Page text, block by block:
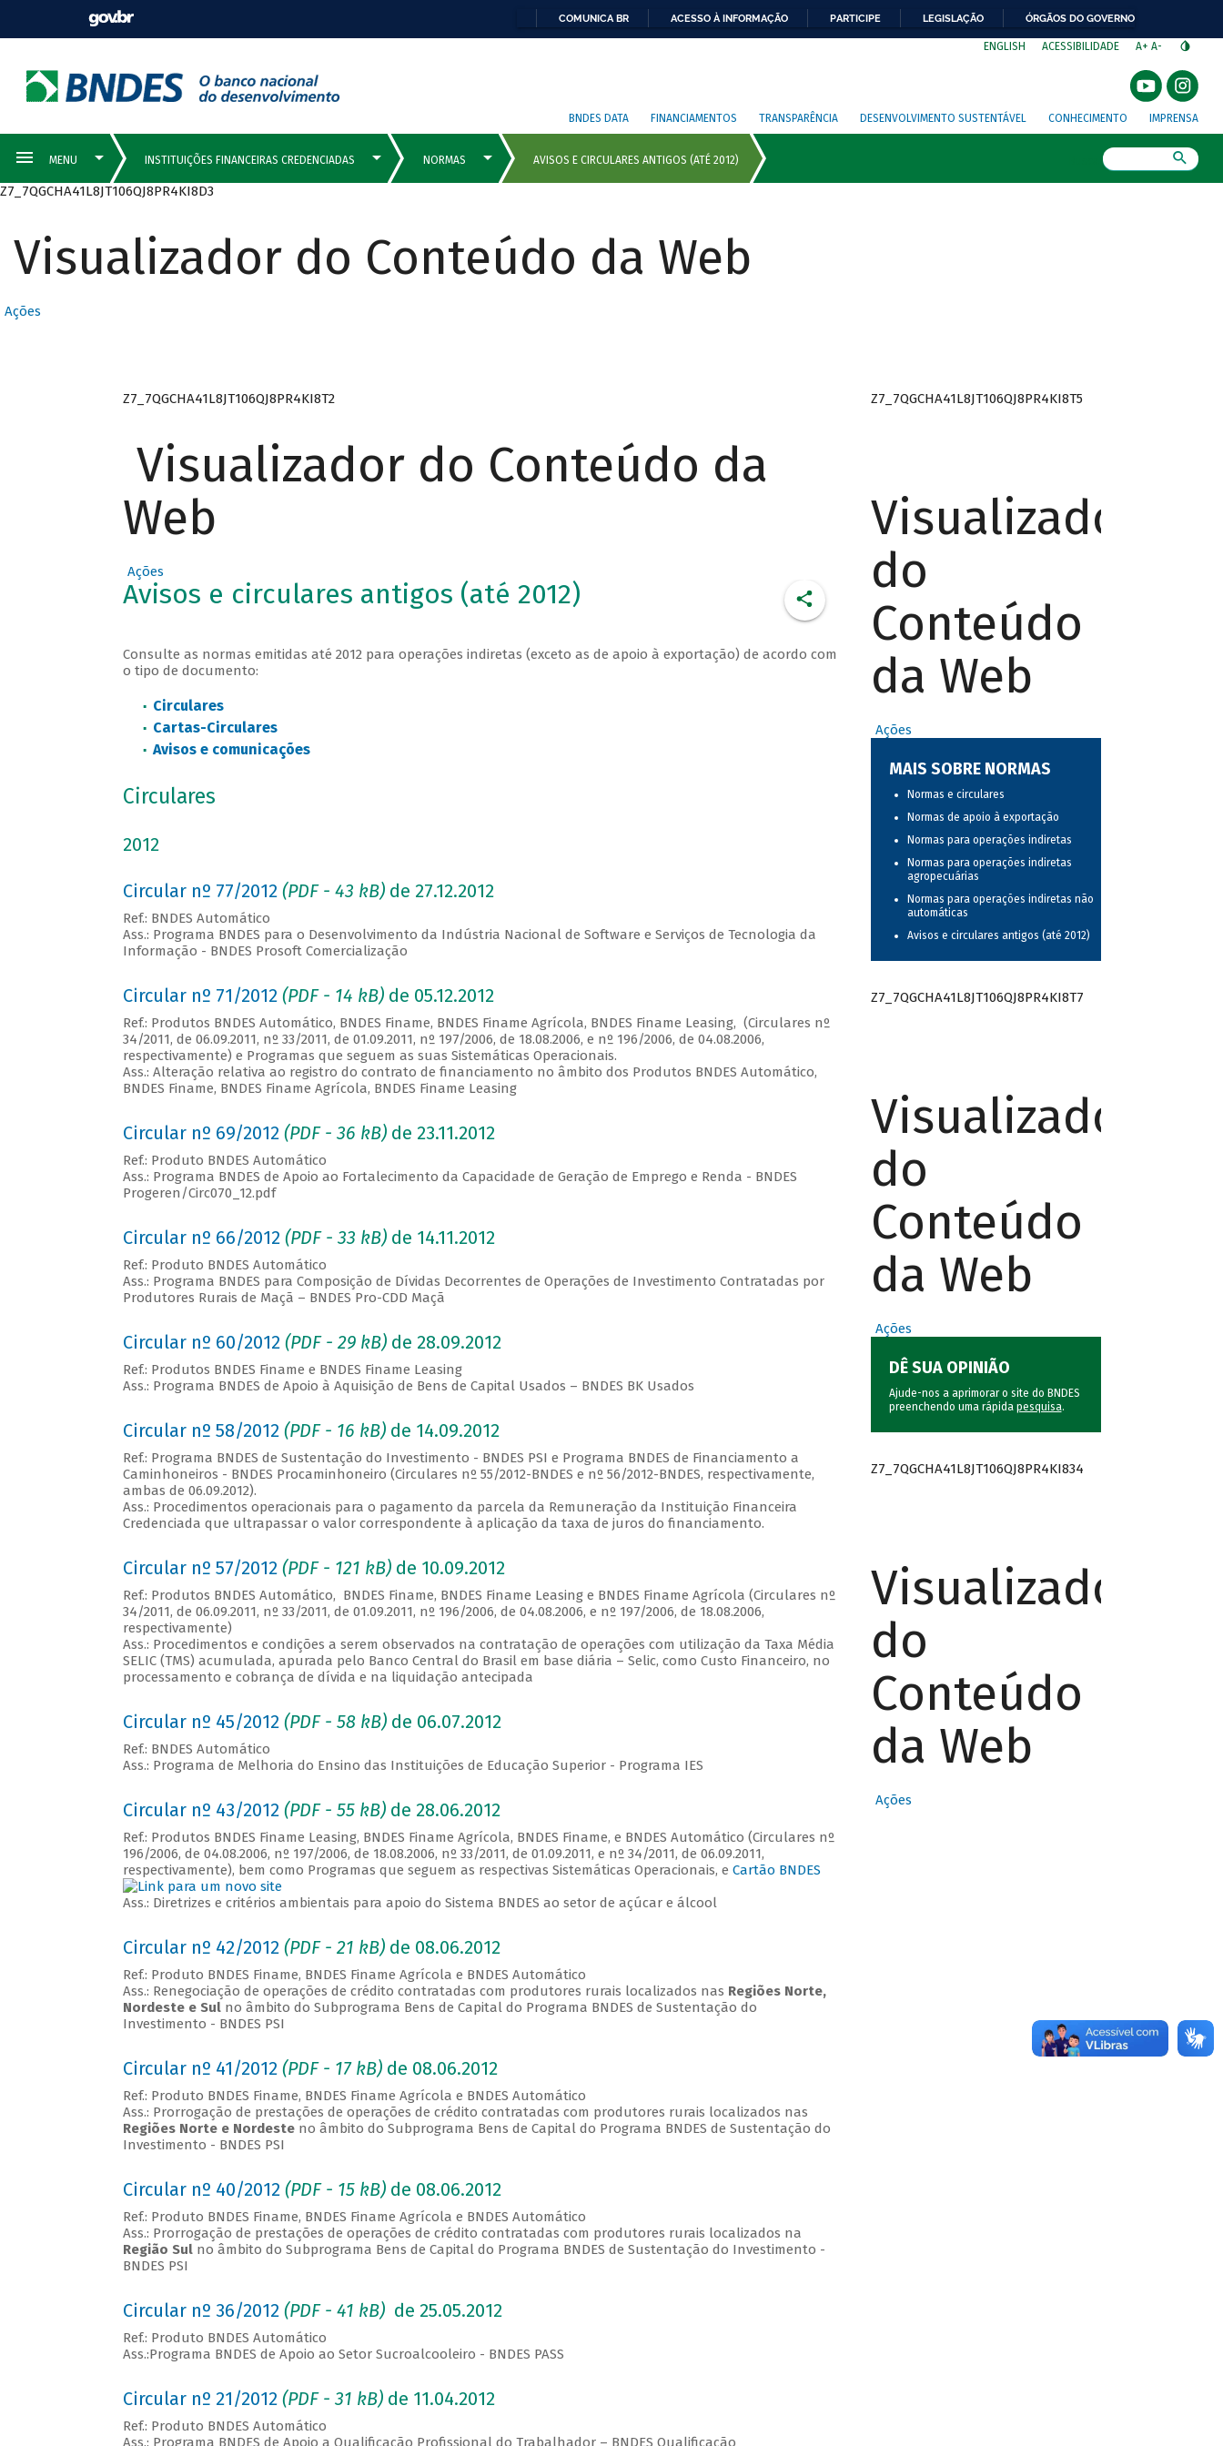
COMUNICA BR ACESSO À INFORMAÇÃO PARTICIPE LEGISLAÇÃO ÓRGÃOS DO GOVERNO
ENGLISH ACESSIBILIDADE A+ A-
BNDES DATA FINANCIAMENTOS TRANSPARÊNCIA DESENVOLVIMENTO SUSTENTÁVEL CONHECIMENTO IMPRENSA
Z7_7QGCHA41L8JT106QJ8PR4KI8D3
Visualizador do Conteúdo da Web
Ações
Z7_7QGCHA41L8JT106QJ8PR4KI8T2
Visualizador do Conteúdo da
Web
Ações
Avisos e circulares antigos (até 2012)
Consulte as normas emitidas até 2012 para operações indiretas (exceto as de apoio à exportação) de acordo com
o tipo de documento:
Circulares
Cartas-Circulares
Avisos e comunicações
Circulares
2012
Circular nº 77/2012 (PDF - 43 kB)de 27.12.2012
Ref.: BNDES Automático
Ass.: Programa BNDES para o Desenvolvimento da Indústria Nacional de Software e Serviços de Tecnologia da
Informação - BNDES Prosoft Comercialização
Circular nº 71/2012 (PDF - 14 kB)de 05.12.2012
Ref.: Produtos BNDES Automático, BNDES Finame, BNDES Finame Agrícola, BNDES Finame Leasing, (Circulares nº
34/2011, de 06.09.2011, nº 33/2011, de 01.09.2011, nº 197/2006, de 18.08.2006, e nº 196/2006, de 04.08.2006,
respectivamente) e Programas que seguem as suas Sistemáticas Operacionais.
Ass.: Alteração relativa ao registro do contrato de financiamento no âmbito dos Produtos BNDES Automático,
BNDES Finame, BNDES Finame Agrícola, BNDES Finame Leasing
Circular nº 69/2012 (PDF - 36 kB)de 23.11.2012
Ref.: Produto BNDES Automático
Ass.: Programa BNDES de Apoio ao Fortalecimento da Capacidade de Geração de Emprego e Renda - BNDES
Progeren/Circ070_12.pdf
Circular nº 66/2012 (PDF - 33 kB)de 14.11.2012
Ref.: Produto BNDES Automático
Ass.: Programa BNDES para Composição de Dívidas Decorrentes de Operações de Investimento Contratadas por
Produtores Rurais de Maçã – BNDES Pro-CDD Maçã
Circular nº 60/2012 (PDF - 29 kB)de 28.09.2012
Ref.: Produtos BNDES Finame e BNDES Finame Leasing
Ass.: Programa BNDES de Apoio à Aquisição de Bens de Capital Usados – BNDES BK Usados
Circular nº 58/2012 (PDF - 16 kB)de 14.09.2012
Ref.: Programa BNDES de Sustentação do Investimento - BNDES PSI e Programa BNDES de Financiamento a
Caminhoneiros - BNDES Procaminhoneiro (Circulares nº 55/2012-BNDES e nº 56/2012-BNDES, respectivamente,
ambas de 06.09.2012).
Ass.: Procedimentos operacionais para o pagamento da parcela da Remuneração da Instituição Financeira
Credenciada que ultrapassar o valor correspondente à aplicação da taxa de juros do financiamento.
Circular nº 57/2012 (PDF - 121 kB)de 10.09.2012
Ref.: Produtos BNDES Automático, BNDES Finame, BNDES Finame Leasing e BNDES Finame Agrícola (Circulares nº
34/2011, de 06.09.2011, nº 33/2011, de 01.09.2011, nº 196/2006, de 04.08.2006, e nº 197/2006, de 18.08.2006,
respectivamente)
Ass.: Procedimentos e condições a serem observados na contratação de operações com utilização da Taxa Média
SELIC (TMS) acumulada, apurada pelo Banco Central do Brasil em base diária – Selic, como Custo Financeiro, no
processamento e cobrança de dívida e na liquidação antecipada
Circular nº 45/2012 (PDF - 58 kB)de 06.07.2012
Ref.: BNDES Automático
Ass.: Programa de Melhoria do Ensino das Instituições de Educação Superior - Programa IES
Circular nº 43/2012 (PDF - 55 kB)de 28.06.2012
Ref.: Produtos BNDES Finame Leasing, BNDES Finame Agrícola, BNDES Finame, e BNDES Automático (Circulares nº
196/2006, de 04.08.2006, nº 197/2006, de 18.08.2006, nº 33/2011, de 01.09.2011, e nº 34/2011, de 06.09.2011,
respectivamente), bem como Programas que seguem as respectivas Sistemáticas Operacionais, e Cartão BNDES
Ass.: Diretrizes e critérios ambientais para apoio do Sistema BNDES ao setor de açúcar e álcool
Circular nº 42/2012 (PDF - 21 kB)de 08.06.2012
Ref.: Produto BNDES Finame, BNDES Finame Agrícola e BNDES Automático
Ass.: Renegociação de operações de crédito contratadas com produtores rurais localizados nas Regiões Norte,
Nordeste e Sulno âmbito do Subprograma Bens de Capital do Programa BNDES de Sustentação do
Investimento - BNDES PSI
Circular nº 41/2012 (PDF - 17 kB)de 08.06.2012
Ref.: Produto BNDES Finame, BNDES Finame Agrícola e BNDES Automático
Ass.: Prorrogação de prestações de operações de crédito contratadas com produtores rurais localizados nas
Regiões Norte e Nordesteno âmbito do Subprograma Bens de Capital do Programa BNDES de Sustentação do
Investimento - BNDES PSI
Circular nº 40/2012 (PDF - 15 kB)de 08.06.2012
Ref.: Produto BNDES Finame, BNDES Finame Agrícola e BNDES Automático
Ass.: Prorrogação de prestações de operações de crédito contratadas com produtores rurais localizados na
Região Sulno âmbito do Subprograma Bens de Capital do Programa BNDES de Sustentação do Investimento -
BNDES PSI
Circular nº 36/2012 (PDF - 41 kB) de 25.05.2012
Ref.: Produto BNDES Automático
Ass.:Programa BNDES de Apoio ao Setor Sucroalcooleiro - BNDES PASS
Circular nº 21/2012 (PDF - 31 kB)de 11.04.2012
Ref.: Produto BNDES Automático
Z7_7QGCHA41L8JT106QJ8PR4KI8T5
Visualizador
do
Conteúdo
da Web
Ações
MAIS SOBRE NORMAS
Normas e circulares
Normas de apoio à exportação
Normas para operações indiretas
Normas para operações indiretas
agropecuárias
Normas para operações indiretas não
automáticas
Avisos e circulares antigos (até 2012)
Z7_7QGCHA41L8JT106QJ8PR4KI8T7
Visualizador
do
Conteúdo
da Web
Ações
DÊ SUA OPINIÃO
Ajude-nos a aprimorar o site do BNDES
preenchendo uma rápida pesquisa.
Z7_7QGCHA41L8JT106QJ8PR4KI834
Visualizador
do
Conteúdo
da Web
Ações